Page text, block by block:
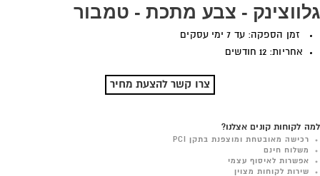
גלווצינק - צבע מתכת - טמבור
זמן הספקה: עד 7 ימי עסקים
אחריות: 12 חודשים
צרו קשר להצעת מחיר
למה לקוחות קונים אצלנו?
רכישה מאובטחת ומוצפנת בתקן PCI
משלוח חינם
אפשרות לאיסוף עצמי
שירות לקוחות מצוין